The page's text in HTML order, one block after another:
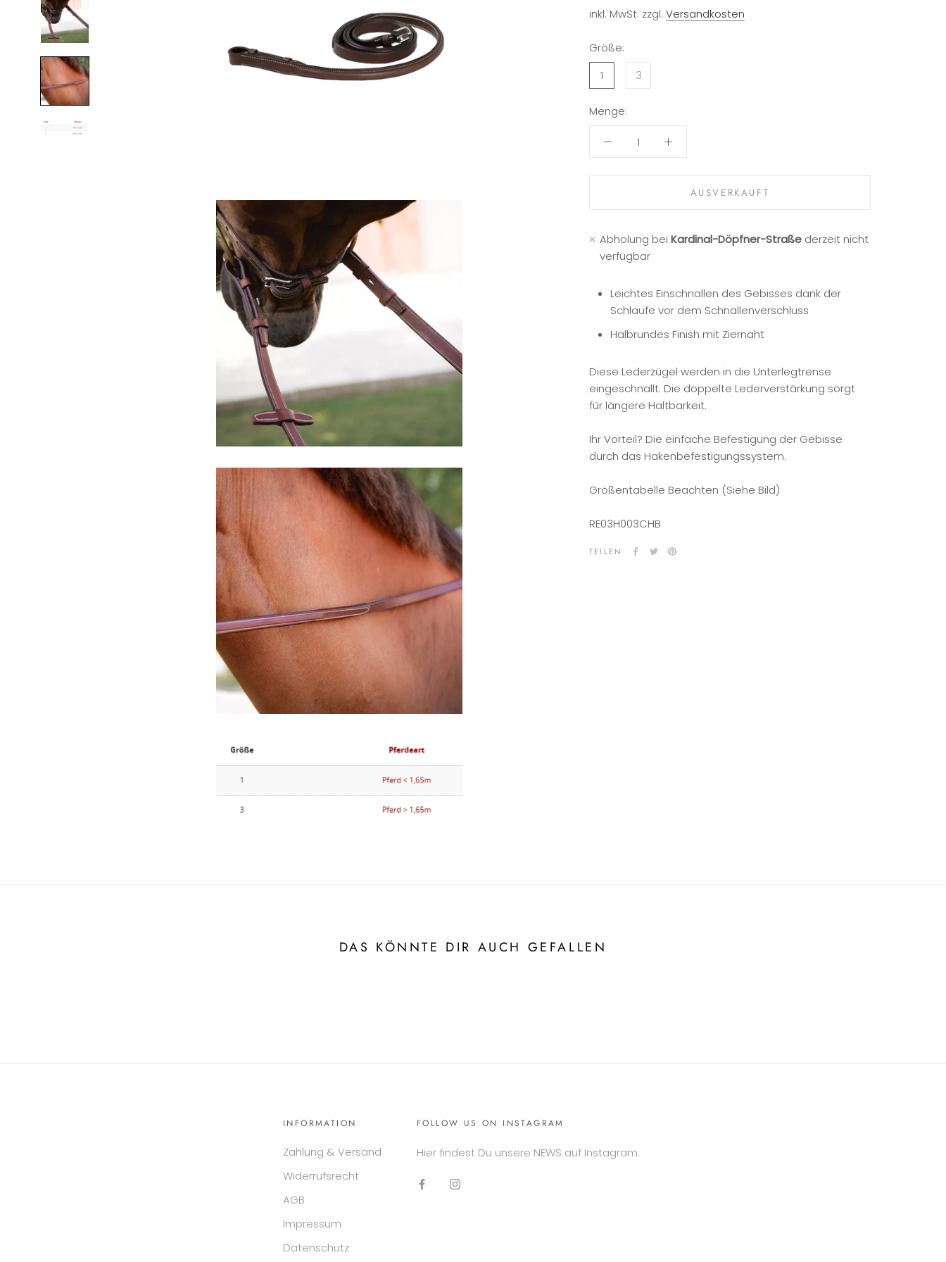
inkl. MwSt. zzgl. Versandkosten
Größe:
1
3
Menge:
AUSVERKAUFT
Abholung beiKardinal-Döpfner-Straße derzeit nicht
verfügbar
Leichtes Einschnallen des Gebisses dank der
Schlaufe vor dem Schnallenverschluss
Halbrundes Finish mit Ziernaht
Diese Lederzügel werden in die Unterlegtrense
eingeschnallt. Die doppelte Lederverstärkung sorgt
für längere Haltbarkeit.
Ihr Vorteil? Die einfache Befestigung der Gebisse
durch das Hakenbefestigungssystem.
Größentabelle Beachten (Siehe Bild)
RE03H003CHB
TEILEN
DAS KÖNNTE DIR AUCH GEFALLEN
INFORMATION
Zahlung & Versand
Widerrufsrecht
AGB
Impressum
Datenschutz
FOLLOW US ON INSTAGRAM
Hier findest Du unsere NEWS auf Instagram.